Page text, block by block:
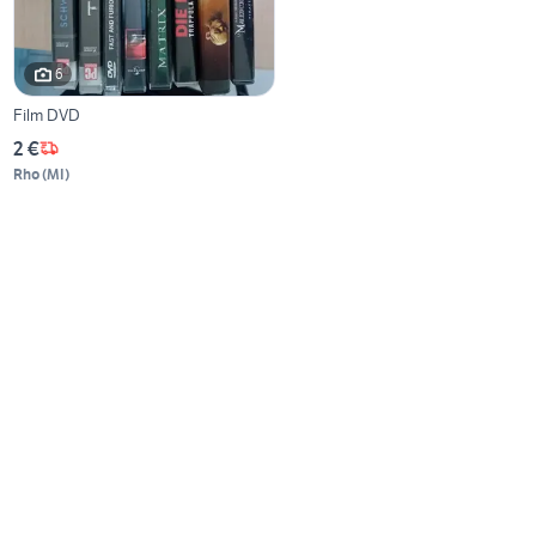
6
Film DVD
2 €
Rho(MI)